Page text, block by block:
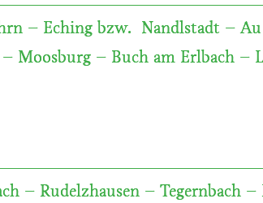
– Eching bzw. Nandlstadt –
Moosburg – Buch am Erlbach –
– Rudelzhausen – Tegernbach